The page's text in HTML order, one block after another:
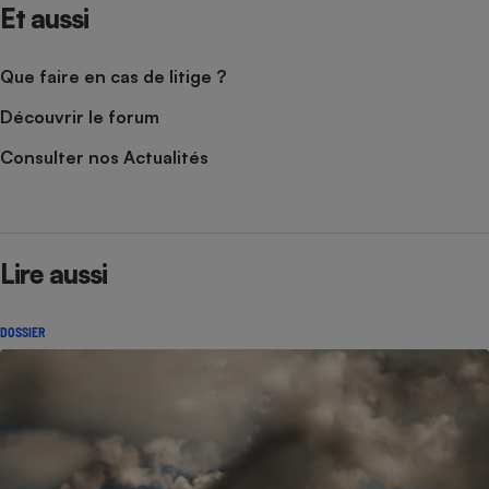
Et aussi
Que faire en cas de litige ?
Découvrir le forum
Consulter nos Actualités
Lire aussi
DOSSIER